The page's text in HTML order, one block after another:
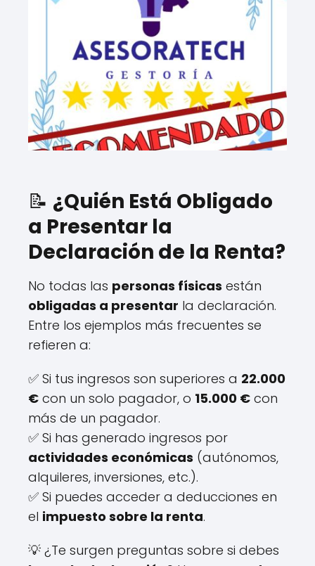
📝 ¿Quién Está Obligado
a Presentar la
Declaración de la Renta?
No todas las personas físicas están
obligadas a presentar la declaración.
Entre los ejemplos más frecuentes se
refieren a:
✅ Si tus ingresos son superiores a 22.000
€ con un solo pagador, o 15.000 € con
más de un pagador.
✅ Si has generado ingresos por
actividades económicas (autónomos,
alquileres, inversiones, etc.).
✅ Si puedes acceder a deducciones en
el impuesto sobre la renta.
💡 ¿Te surgen preguntas sobre si debes